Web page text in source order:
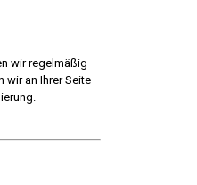
wir regelmäßig
wir an Ihrer Seite